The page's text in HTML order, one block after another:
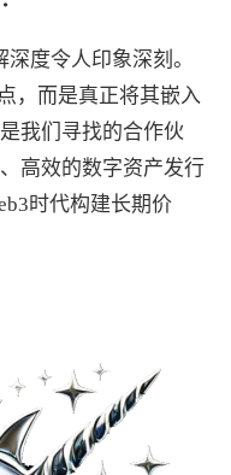
度令人印象深刻。
，而是真正将其嵌入
我们寻找的合作伙
高效的数字资产发行
时代构建长期价